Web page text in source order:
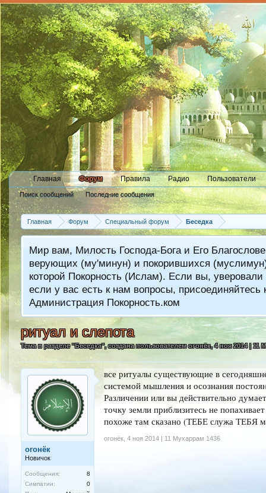
Главная Форум
Поиск сообщений Последние сообщения
Правила Радио Пользователи
Главная Форум Специальный форум Беседка
Мир вам, Милость Господа-Бога и Его
верующих (му'минун) и покорившихся
которой Покорность (Ислам). Если вы,
если у вас есть к нам вопросы,
Администрация Покорность.ком
ритуал и слепота
Тема в разделе "Беседка", создана пользователемогонёк,4 ноя 2014 | 11
огонёк
Новичок
Сообщения:
8
Симпатии:
0
все ритуалы существующие в
системой мышления и осознания
Различении или вы действительно
точку земли приблизитесь не
похоже там сказано (ТЕБЕ служа ТЕБЯ
огонёк 4 ноя 2014 | 11 Мухаррам 1436